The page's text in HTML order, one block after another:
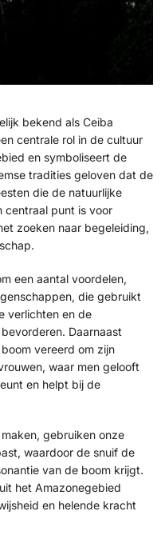
bekend als Ceiba
centrale rol in de cultuur
en symboliseert de
tradities geloven dat de
die de natuurlijke
centraal punt is voor
zoeken naar begeleiding,
een aantal voordelen,
die gebruikt
verlichten en de
Daarnaast
vereerd om zijn
waar men gelooft
en helpt bij de
gebruiken onze
waardoor de snuif de
van de boom krijgt.
het Amazonegebied
en helende kracht